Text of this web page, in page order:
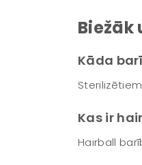
Kāda
Kas ir
Hairball